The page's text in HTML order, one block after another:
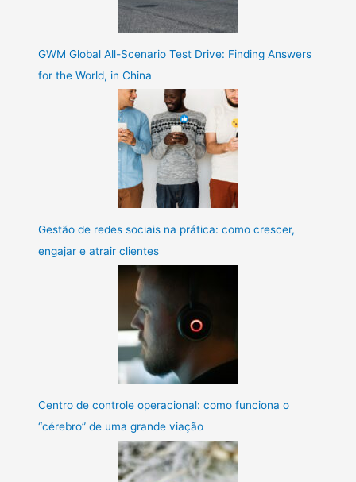
GWM Global All-Scenario Test Drive: Finding Answers
for the World, in China
Gestão de redes sociais na prática: como crescer,
engajar e atrair clientes
Centro de controle operacional: como funciona o
“cérebro” de uma grande viação